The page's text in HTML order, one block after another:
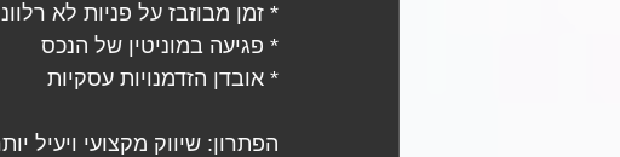
* זמן מבוזבז על פניות לא
* פגיעה במוניטין של הנכס
* אובדן הזדמנויות עסקיות
הפתרון: שיווק מקצועי ויעיל